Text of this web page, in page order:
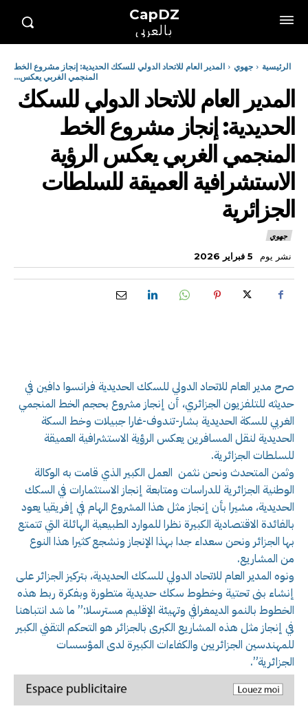
CapDZ
بالعربي
الرئيسية جهوي
المدير العام للاتحاد الدولي للسكك الحديدية: إنجاز مشروع الخط
المنجمي الغربي يعكس...
المدير العام للاتحاد الدولي للسكك
الحديدية: إنجاز مشروع الخط
المنجمي الغربي يعكس الرؤية
الاستشرافية العميقة للسلطات
الجزائرية
جهوي
نشر يوم 5 فبراير 2026
صرح مدير العام للاتحاد الدولي للسكك الحديدية فرانسوا دافين في
حديثه للتلفزيون الجزائري، أن إنجاز مشروع بحجم الخط المنجمي
الغربي للسكة الحديدية بشار-تندوف-غارا جبيلات وخط السكة
الحديدية لنقل المسافرين يعكس الرؤية الاستشرافية العميقة
للسلطات الجزائرية.
وثمن المتحدث ونحن نثمن العمل الكبير الذي قامت به الوكالة
الوطنية الجزائرية للدراسات ومتابعة إنجاز الاستثمارات في السكك
الحديدية، مشيرا بأن إنجاز مثل هذا المشروع الهام في إفريقيا يعود
بالفائدة الاقتصادية الكبيرة نظرا للموارد الطبيعية الهائلة التي تتمتع
بها الجزائر ونحن سعداء جدا بهذا الإنجاز ونشجع كثيرا هذا النوع
من المشاريع.
ونوه المدير العام للاتحاد الدولي للسكك الحديدية، بتركيز الجزائر على
إنشاء بنى تحتية وخطوط سكك حديدية متطورة وبفكرة ربط هذه
الخطوط بالنمو الديمغرافي وتهيئة الإقليم مسترسلا:” ما شد انتباهنا
في إنجاز مثل هذه المشاريع الكبرى بالجزائر هو التحكم التقني الكبير
للمهندسين الجزائريين والكفاءات الكبيرة لدى المؤسسات
الجزائرية”.